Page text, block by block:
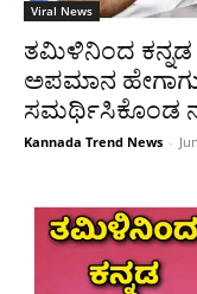
Viral News
ತಮಿಳಿನಿಂದ ಕನ್ನಡ
ಅಪಮಾನ
ಸಮರ್ಥಿಸಿಕೊಂಡ
Kannada Trend News -